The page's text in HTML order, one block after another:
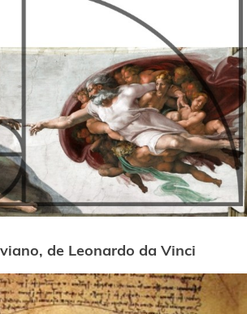
de Leonardo da Vinci